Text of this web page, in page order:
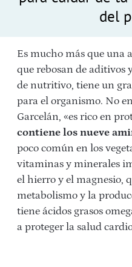
del
Es mucho más que una
que rebosan de aditivos
de nutritivo, tiene un
para el organismo. No
Garcelán, «es rico en
contiene los nueve
poco común en los
vitaminas y minerales
el hierro y el magnesio,
metabolismo y la
tiene ácidos grasos
a proteger la salud